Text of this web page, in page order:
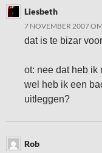
Liesbeth
7 NOVEMBER 2007
dat is te bizar
ot: nee dat heb ik
wel heb ik een
uitleggen?
Rob